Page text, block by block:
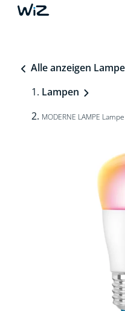
Alle anzeigen
Lampen
MODERNE LAMPE